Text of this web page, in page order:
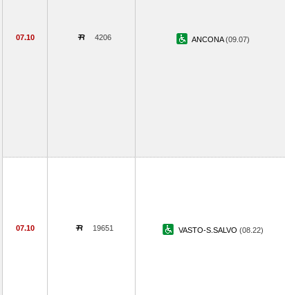
07.10 4206 ANCONA(09.07)
07.10 19651 VASTO-S.SALVO (08.22)